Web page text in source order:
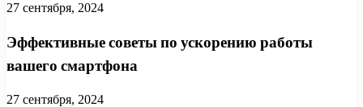
27 сентября, 2024
Эффективные советы по ускорению работы
вашего смартфона
27 сентября, 2024